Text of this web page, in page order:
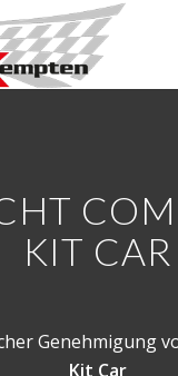
KIT CAR
Genehmigung
Kit Car